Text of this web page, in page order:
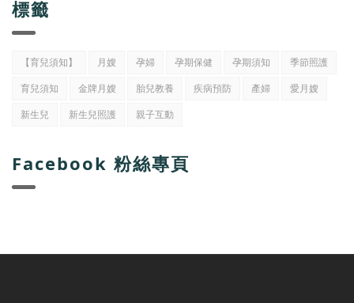
標籤
【育兒須知】 月嫂 孕婦 孕期保健 孕期須知
季節照護
育兒須知
金牌月嫂 胎兒教養 疾病預防 產婦
愛月嫂
新生兒
新生兒照護 親子互動
Facebook 粉絲專頁